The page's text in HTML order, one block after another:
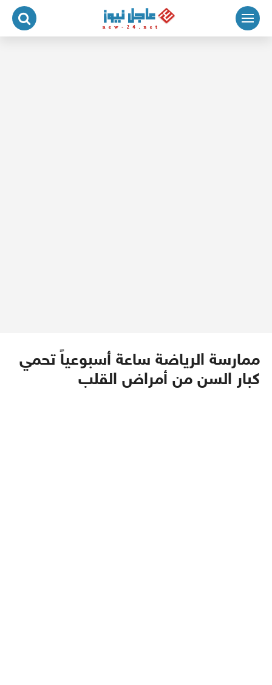
التجاوز
المحتوى
ممارسة الرياضة ساعة أسبوعياً تحمي
كبار السن من أمراض القلب